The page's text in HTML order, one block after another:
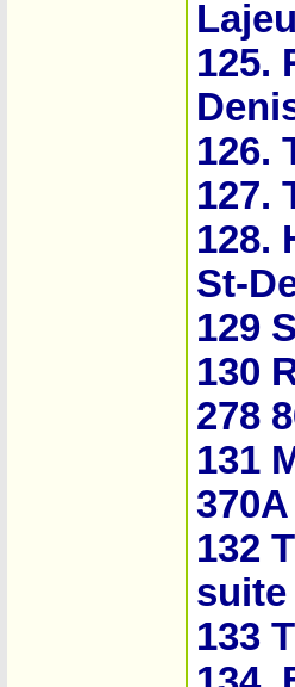
125.
126.
127.
128.
St-
129
130
278
131
132
suite
133